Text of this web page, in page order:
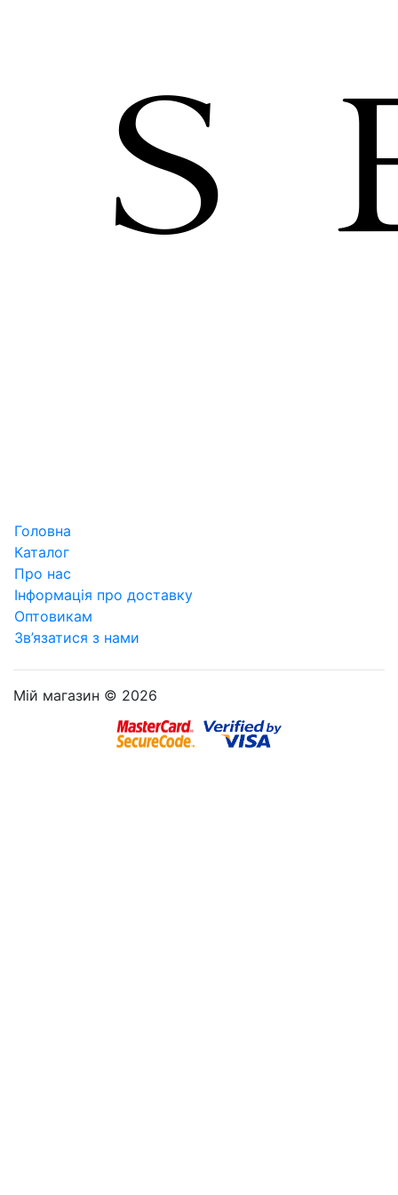
Головна
Каталог
Про нас
Інформація про доставку
Оптовикам
Зв’язатися з нами
Мій магазин © 2026